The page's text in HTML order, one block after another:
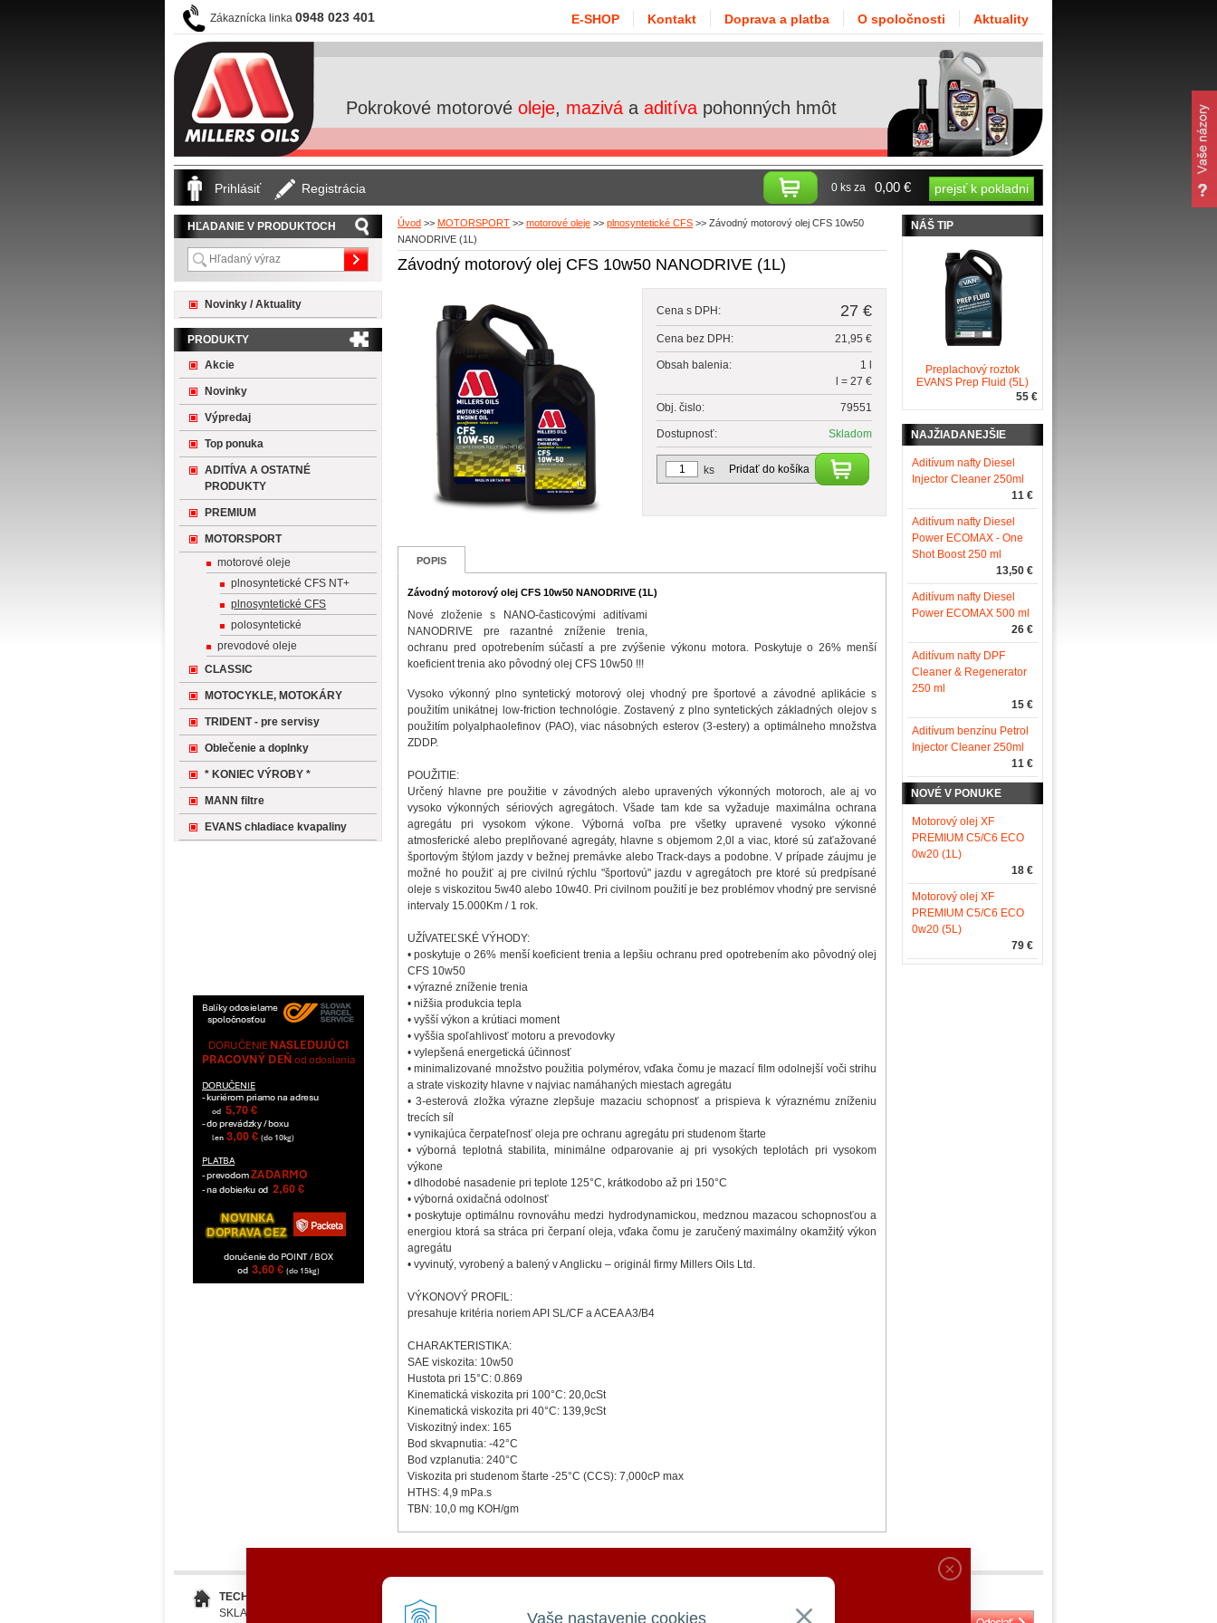
Vaše nastavenie cookies
Zákaznícka linka 0948 023 401
Pokrokové motorové oleje, mazivá a aditíva pohonných hmôt
Úvod >> MOTORSPORT >> motorové oleje >> plnosyntetické CFS >> Závodný motorový olej CFS 10w50
NANODRIVE (1L)
Závodný motorový olej CFS 10w50 NANODRIVE (1L)
Cena s DPH: 27 €
Cena bez DPH: 21,95 €
Obsah balenia:
1 l
l = 27 €
Obj. čislo: 79551
Dostupnosť: Skladom
Pridať do košíka
ks
POPIS
Závodný motorový olej CFS 10w50 NANODRIVE (1L)
Nové zloženie s NANO-časticovými aditívami
NANODRIVE pre razantné zníženie trenia,
ochranu pred opotrebením súčastí a pre zvýšenie výkonu motora. Poskytuje o 26% menší
koeficient trenia ako pôvodný olej CFS 10w50 !!!
Vysoko výkonný plno syntetický motorový olej vhodný pre športové a závodné aplikácie s
použitím unikátnej low-friction technológie. Zostavený z plno syntetických základných olejov s
použitím polyalphaolefinov (PAO), viac násobných esterov (3-estery) a optimálneho množstva
ZDDP.
POUŽITIE:
Určený hlavne pre použitie v závodných alebo upravených výkonných motoroch, ale aj vo
vysoko výkonných sériových agregátoch. Všade tam kde sa vyžaduje maximálna ochrana
agregátu pri vysokom výkone. Výborná voľba pre všetky upravené vysoko výkonné
atmosferické alebo preplňované agregáty, hlavne s objemom 2,0l a viac, ktoré sú zaťažované
športovým štýlom jazdy v bežnej premávke alebo Track-days a podobne. V prípade záujmu je
možné ho použiť aj pre civilnú rýchlu "športovú" jazdu v agregátoch pre ktoré sú predpísané
oleje s viskozitou 5w40 alebo 10w40. Pri civilnom použití je bez problémov vhodný pre servisné
intervaly 15.000Km / 1 rok.
UŽÍVATEĽSKÉ VÝHODY:
• poskytuje o 26% menší koeficient trenia a lepšiu ochranu pred opotrebením ako pôvodný olej
CFS 10w50
• výrazné zníženie trenia
• nižšia produkcia tepla
• vyšší výkon a krútiaci moment
• vyššia spoľahlivosť motoru a prevodovky
• vylepšená energetická účinnosť
• minimalizované množstvo použitia polymérov, vďaka čomu je mazací film odolnejší voči strihu
a strate viskozity hlavne v najviac namáhaných miestach agregátu
• 3-esterová zložka výrazne zlepšuje mazaciu schopnosť a prispieva k výraznému zníženiu
trecích síl
• vynikajúca čerpateľnosť oleja pre ochranu agregátu pri studenom štarte
• výborná teplotná stabilita, minimálne odparovanie aj pri vysokých teplotách pri vysokom
výkone
• dlhodobé nasadenie pri teplote 125°C, krátkodobo až pri 150°C
• výborná oxidačná odolnosť
• poskytuje optimálnu rovnováhu medzi hydrodynamickou, medznou mazacou schopnosťou a
energiou ktorá sa stráca pri čerpaní oleja, vďaka čomu je zaručený maximálny okamžitý výkon
agregátu
• vyvinutý, vyrobený a balený v Anglicku – originál firmy Millers Oils Ltd.
VÝKONOVÝ PROFIL:
presahuje kritéria noriem API SL/CF a ACEA A3/B4
CHARAKTERISTIKA:
SAE viskozita: 10w50
Hustota pri 15°C: 0.869
Kinematická viskozita pri 100°C: 20,0cSt
Kinematická viskozita pri 40°C: 139,9cSt
Viskozitný index: 165
Bod skvapnutia: -42°C
Bod vzplanutia: 240°C
Viskozita pri studenom štarte -25°C (CCS): 7,000cP max
HTHS: 4,9 mPa.s
TBN: 10,0 mg KOH/gm
HĽADANIE V PRODUKTOCH
Novinky / Aktuality
PRODUKTY
Akcie
Novinky
Výpredaj
Top ponuka
ADITÍVA A OSTATNÉ
PRODUKTY
PREMIUM
MOTORSPORT
motorové oleje
plnosyntetické CFS NT+
plnosyntetické CFS
polosyntetické
prevodové oleje
CLASSIC
MOTOCYKLE, MOTOKÁRY
TRIDENT - pre servisy
Oblečenie a doplnky
* KONIEC VÝROBY *
MANN filtre
EVANS chladiace kvapaliny
NÁŠ TIP
Preplachový roztok
EVANS Prep Fluid (5L)
55 €
NAJŽIADANEJŠIE
Aditívum nafty Diesel
Injector Cleaner 250ml
11 €
Aditívum nafty Diesel
Power ECOMAX - One
Shot Boost 250 ml
13,50 €
Aditívum nafty Diesel
Power ECOMAX 500 ml
26 €
Aditívum nafty DPF
Cleaner & Regenerator
250 ml
15 €
Aditívum benzínu Petrol
Injector Cleaner 250ml
11 €
NOVÉ V PONUKE
Motorový olej XF
PREMIUM C5/C6 ECO
0w20 (1L)
18 €
Motorový olej XF
PREMIUM C5/C6 ECO
0w20 (5L)
79 €
TECHNOMAT SK, s.r.o.
SKLADOVÁ 2
Všeobecné obchodné podmienky
Prihlásiť
E-SHOP Kontakt Doprava a platba O spoločnosti Aktuality
Prihlásiť Registrácia 0 ks za 0,00 € prejsť k pokladni